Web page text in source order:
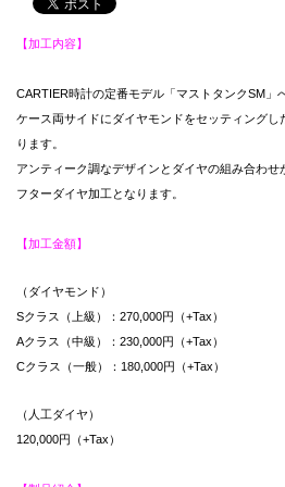
【加工内容】
CARTIER時計の定番モデル「マストタンクSM」
ケース両サイドにダイヤモンドをセッティング
ります。
アンティーク調なデザインとダイヤの組み合わ
フターダイヤ加工となります。
【加工金額】
（ダイヤモンド）
Sクラス（上級）：270,000円（+Tax）
Aクラス（中級）：230,000円（+Tax）
Cクラス（一般）：180,000円（+Tax）
（人工ダイヤ）
120,000円（+Tax）